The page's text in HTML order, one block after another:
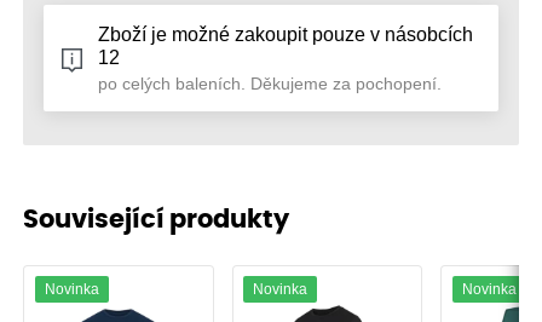
Zboží je možné zakoupit pouze v násobcích
12
po celých baleních. Děkujeme za pochopení.
Související produkty
Novinka Novinka Novinka